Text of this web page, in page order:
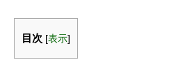
目次 [表示]